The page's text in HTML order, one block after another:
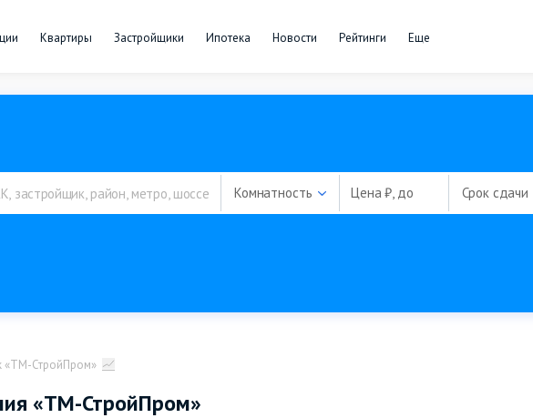
Квартиры Застройщики Ипотека Новости Рейтинги Еще
Комнатность Цена ₽, до Срок сдачи
«ТМ-СтройПром»
«ТМ-СтройПром»